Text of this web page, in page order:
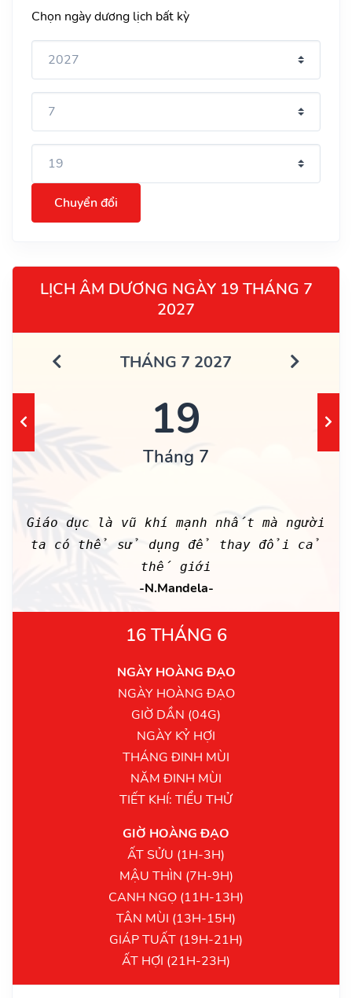
Chọn ngày dương lịch bất kỳ
Chuyển đổi
LỊCH ÂM DƯƠNG NGÀY 19 THÁNG 7
2027
THÁNG 7 2027
19
Tháng 7
Giáo dục là vũ khí mạnh nhất mà người
ta có thể sử dụng để thay đổi cả
thế giới
-N.Mandela-
16 THÁNG 6
NGÀY HOÀNG ĐẠO
NGÀY HOÀNG ĐẠO
GIỜ DẦN (04G)
NGÀY KỶ HỢI
THÁNG ĐINH MÙI
NĂM ĐINH MÙI
TIẾT KHÍ: TIỂU THỬ
GIỜ HOÀNG ĐẠO
ẤT SỬU (1H-3H)
MẬU THÌN (7H-9H)
CANH NGỌ (11H-13H)
TÂN MÙI (13H-15H)
GIÁP TUẤT (19H-21H)
ẤT HỢI (21H-23H)